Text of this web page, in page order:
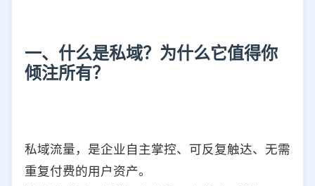
一、什么是私域？为什么它值得你
倾注所有？
私域流量，是企业自主掌控、可反复触达、无需
重复付费的用户资产。